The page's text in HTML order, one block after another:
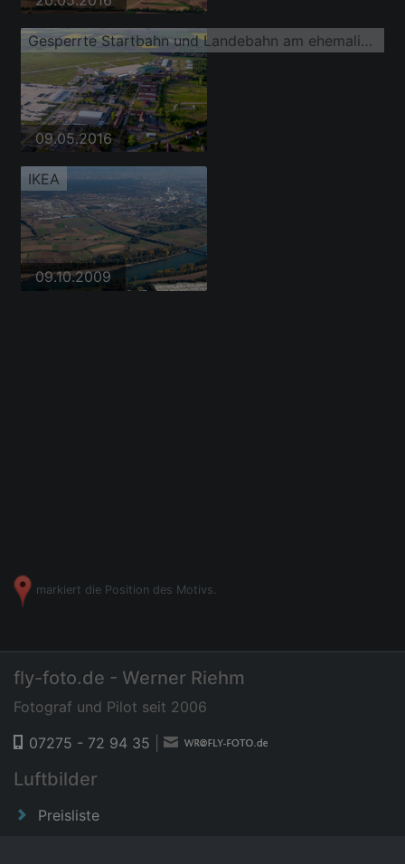
Gesperrte Startbahn und Landebahn am ehemaligen Flugplatz Coleman der US Air force
09.05.2016
IKEA
09.10.2009
markiert die Position des Motivs.
fly-foto.de - Werner Riehm
Fotograf und Pilot seit 2006
07275 - 72 94 35
Luftbilder
Preisliste